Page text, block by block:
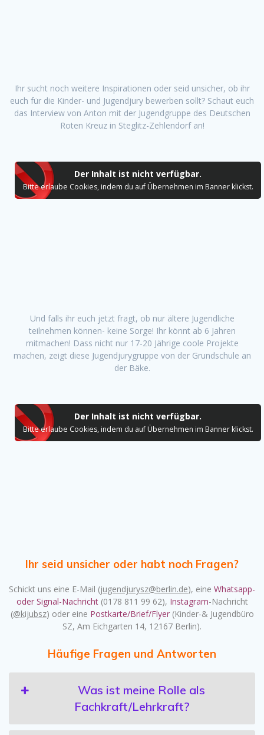
Ihr sucht noch weitere Inspirationen oder seid unsicher, ob ihr
euch für die Kinder- und Jugendjury bewerben sollt? Schaut euch
das Interview von Anton mit der Jugendgruppe des Deutschen
Roten Kreuz in Steglitz-Zehlendorf an!
Der Inhalt ist nicht verfügbar.
Bitte erlaube Cookies, indem du auf Übernehmen im Banner klickst.
Und falls ihr euch jetzt fragt, ob nur ältere Jugendliche
teilnehmen können- keine Sorge! Ihr könnt ab 6 Jahren
mitmachen! Dass nicht nur 17-20 Jährige coole Projekte
machen, zeigt diese Jugendjurygruppe von der Grundschule an
der Bäke.
Der Inhalt ist nicht verfügbar.
Bitte erlaube Cookies, indem du auf Übernehmen im Banner klickst.
Ihr seid unsicher oder habt noch Fragen?
Schickt uns eine E-Mail (jugendjurysz@berlin.de), eine Whatsapp-
oder Signal-Nachricht(0178 811 99 62), Instagram-Nachricht
(@kijubsz) oder eine Postkarte/Brief/Flyer(Kinder-& Jugendbüro
SZ, Am Eichgarten 14, 12167 Berlin).
Häufige Fragen und Antworten
Was ist meine Rolle als
Fachkraft/Lehrkraft?